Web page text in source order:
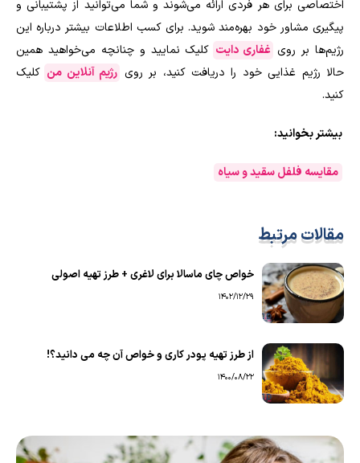
اختصاصی برای هر فردی ارائه می‌شوند و شما می‌توانید از پشتیبانی و
پیگیری مشاور خود بهره‌مند شوید. برای کسب اطلاعات بیشتر درباره این
رژیم‌ها بر روی غفاری دایت کلیک نمایید و چنانچه می‌خواهید همین
حالا رژیم غذایی خود را دریافت کنید، بر روی رژیم آنلاین من کلیک
کنید.
بیشتر بخوانید:
مقایسه فلفل سقید و سیاه
مقالات مرتبط
خواص چای ماسالا برای لاغری + طرز تهیه اصولی
1402/12/29
از طرز تهیه پودر کاری و خواص آن چه می دانید؟!
1400/08/22